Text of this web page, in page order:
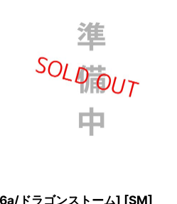
ドラゴンストーム] [SM]